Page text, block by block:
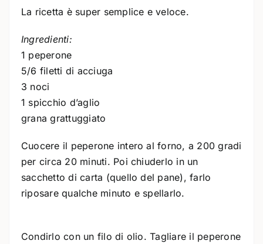
La ricetta è super semplice e veloce.
Ingredienti:
1 peperone
5/6 filetti di acciuga
3 noci
1 spicchio d’aglio
grana grattuggiato
Cuocere il peperone intero al forno, a 200 gradi
per circa 20 minuti. Poi chiuderlo in un
sacchetto di carta (quello del pane), farlo
riposare qualche minuto e spellarlo.
Condirlo con un filo di olio. Tagliare il peperone